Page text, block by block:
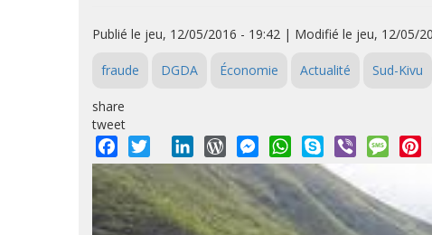
Publié le jeu, 12/05/2016 - 19:42 | Modifié le jeu, 12/05/
fraude DGDA Économie Actualité Sud-Kivu
share
tweet
Facebook
Twitter LinkedInWordPressMessengerWhatsApp
Skype Viber